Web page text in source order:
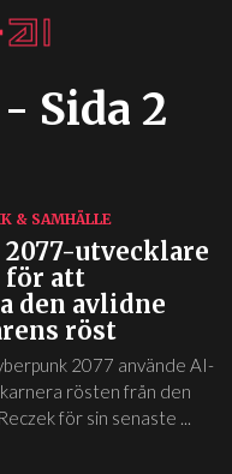
- Sida 2
& SAMHÄLLE
utvecklare
för att
den avlidne
röst
2077 använde AI-
rösten från den
för sin senaste ...